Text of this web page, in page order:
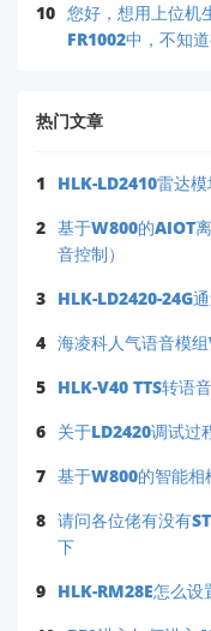
10 您好，想用上位机
FR1002中，不知
热门文章
1
HLK-LD2410雷达模
2 基于W800的AIOT
音控制）
3 HLK-LD2420-24G
4 海凌科人气语音模
5 HLK-V40 TTS转语
6 关于LD2420调试过
7 基于W800的智能相
8 请问各位佬有没有
下
9 HLK-RM28E怎么设